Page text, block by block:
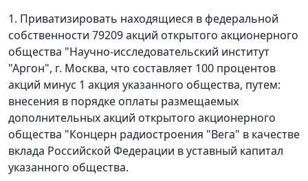
1. Приватизировать находящиеся в федеральной
собственности 79209 акций открытого акционерного
общества "Научно-исследовательский институт
"Аргон", г. Москва, что составляет 100 процентов
акций минус 1 акция указанного общества, путем:
внесения в порядке оплаты размещаемых
дополнительных акций открытого акционерного
общества "Концерн радиостроения "Вега" в качестве
вклада Российской Федерации в уставный капитал
указанного общества.